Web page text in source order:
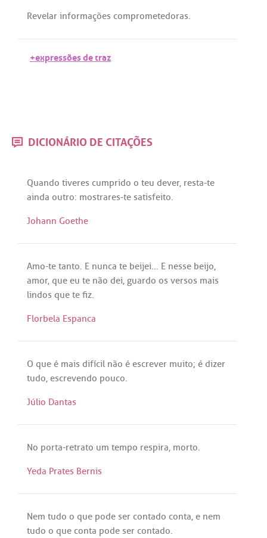
Revelar informações comprometedoras.
+expressões de traz
DICIONÁRIO DE CITAÇÕES
Quando tiveres cumprido o teu dever, resta-te
ainda outro: mostrares-te satisfeito.
Johann Goethe
Amo-te tanto. E nunca te beijei... E nesse beijo,
amor, que eu te não dei, guardo os versos mais
lindos que te fiz.
Florbela Espanca
O que é mais difícil não é escrever muito; é dizer
tudo, escrevendo pouco.
Júlio Dantas
No porta-retrato um tempo respira, morto.
Yeda Prates Bernis
Nem tudo o que pode ser contado conta, e nem
tudo o que conta pode ser contado.